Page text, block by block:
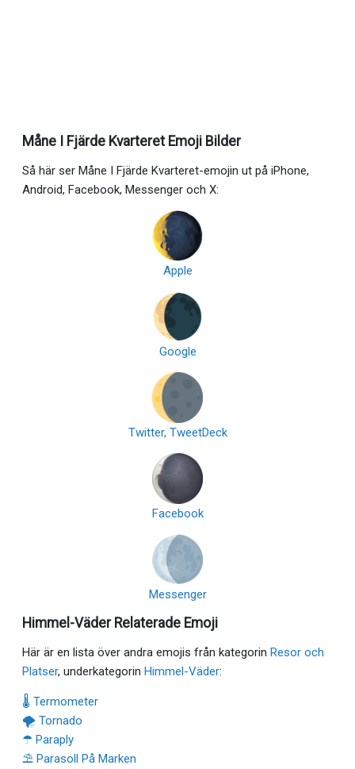
Måne I Fjärde Kvarteret Emoji Bilder
Så här ser Måne I Fjärde Kvarteret-emojin ut på iPhone,
Android, Facebook, Messenger och X:
Apple
Google
Twitter, TweetDeck
Facebook
Messenger
Himmel-Väder Relaterade Emoji
Här är en lista över andra emojis från kategorin Resor och
Platser, underkategorin Himmel-Väder:
🌡 Termometer
🌪 Tornado
☂ Paraply
⛱ Parasoll På Marken